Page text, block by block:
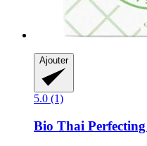
Ajouter
5.0 (1)
Bio Thai